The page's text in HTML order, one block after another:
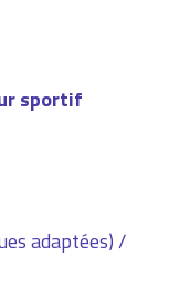
sportif
adaptées) /